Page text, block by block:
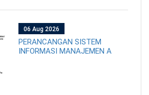
06 Aug 2026
PERANCANGAN SISTEM
INFORMASI MANAJEMEN A